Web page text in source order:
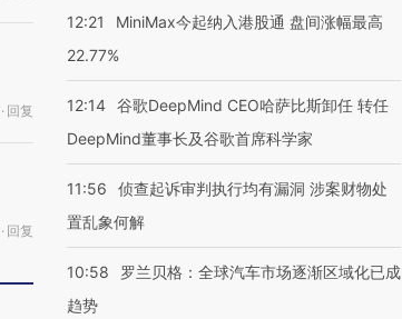
· 回复
· 回复
12:21
MiniMax今起纳入港股通 盘间涨幅最高
22.77%
12:14 谷歌DeepMind CEO哈萨比斯卸任 转任
DeepMind董事长及谷歌首席科学家
11:56
侦查起诉审判执行均有漏洞 涉案财物处
置乱象何解
10:58
罗兰贝格：全球汽车市场逐渐区域化已成
趋势